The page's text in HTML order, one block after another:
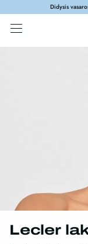
Didysis
Lecler